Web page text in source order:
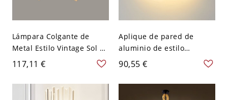
Lámpara Colgante de
Metal Estilo Vintage Sol 2
Niveles Altura Ajustable,
110V-120V, 8, Diseño 2
117,11 €
Aplique de pared de
aluminio de estilo
moderno con 2 luces LED
coloridas para escaleras -
110 A 120 V Dorado 16,51
90,55 €